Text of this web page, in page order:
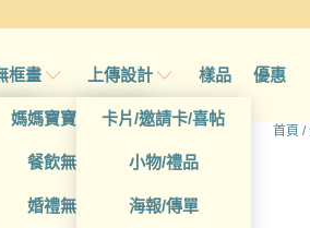
袋
框畫
媽媽寶寶無框畫
餐飲無框畫
婚禮無框畫
上傳設計
卡片/邀請卡/喜帖
小物/禮品
海報/傳單
樣品 優惠
首頁 /